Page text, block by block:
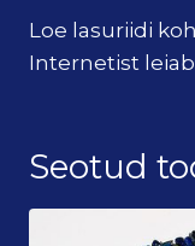
Loe lasuriidi
Internetist
Seotud